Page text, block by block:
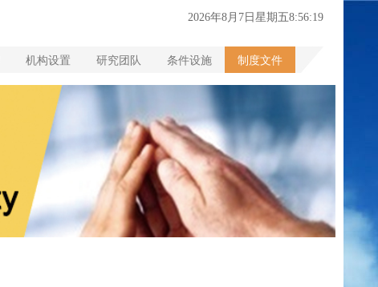
2026年8月7日星期五8:56:20
机构设置 研究团队 条件设施 制度文件